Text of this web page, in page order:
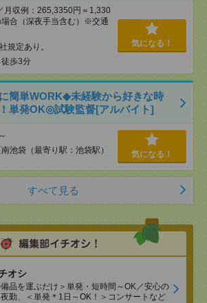
月収例：265,3350円＝1,330
合（深夜手当含む）※交通
規定あり。
歩3分
気になる！
簡単WORK◆未経験から好きな時
単発OK◎試験監督[アルバイト]
池袋（最寄り駅：池袋駅） 気になる！
すべて見る
オシ
備品を運ぶだけ＞単発・短時間～OK／安心の
勤、＜単発＊1日～OK！＞コンサートなど